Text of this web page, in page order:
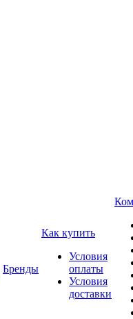
Бренды
Как купить
Условия
оплаты
Условия
доставки